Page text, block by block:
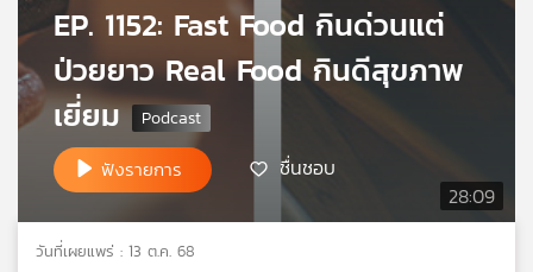
พี
บี
เอส
แผนที่
เครือ
ข่าย
28:09
EP. 1152: Fast Food กินด่วนแต่
ป่วยยาว Real Food กินดีสุขภาพ
เยี่ยม
ฟังรายการ ชื่นชอบ
วันที่เผยแพร่ : 13 ต.ค. 68